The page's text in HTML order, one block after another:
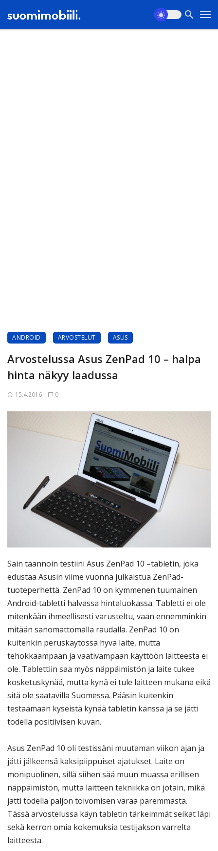
ANDROID ARVOSTELUT ASUS
Arvostelussa Asus ZenPad 10 – halpa
hinta näkyy laadussa
15.4.2016 0
Sain taannoin testiini Asus ZenPad 10 –tabletin, joka
edustaa Asusin viime vuonna julkaistua ZenPad-
tuoteperhettä. ZenPad 10 on kymmenen tuumainen
Android-tabletti halvassa hintaluokassa. Tabletti ei ole
mitenkään ihmeellisesti varusteltu, vaan ennemminkin
mitään sanomattomalla raudalla. ZenPad 10 on
kuitenkin peruskäytössä hyvä laite, mutta
tehokkaampaan ja vaativampaan käyttöön laitteesta ei
ole. Tablettiin saa myös näppäimistön ja laite tukee
kosketuskynää, mutta kynä ei tule laitteen mukana eikä
sitä ole saatavilla Suomessa. Pääsin kuitenkin
testaamaan kyseistä kynää tabletin kanssa ja se jätti
todella positiivisen kuvan.
Asus ZenPad 10 oli testissäni muutaman viikon ajan ja
jätti jälkeensä kaksipiippuiset ajatukset. Laite on
monipuolinen, sillä siihen sää muun muassa erillisen
näppäimistön, mutta laitteen tekniikka on jotain, mikä
jätti todella paljon toivomisen varaa paremmasta.
Tässä arvostelussa käyn tabletin tärkeimmät seikat läpi
sekä kerron omia kokemuksia testijakson varrelta
laitteesta.